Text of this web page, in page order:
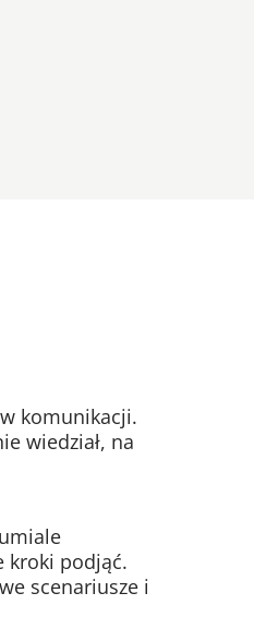
komunikacji.
wiedział, na
kroki podjąć.
scenariusze i